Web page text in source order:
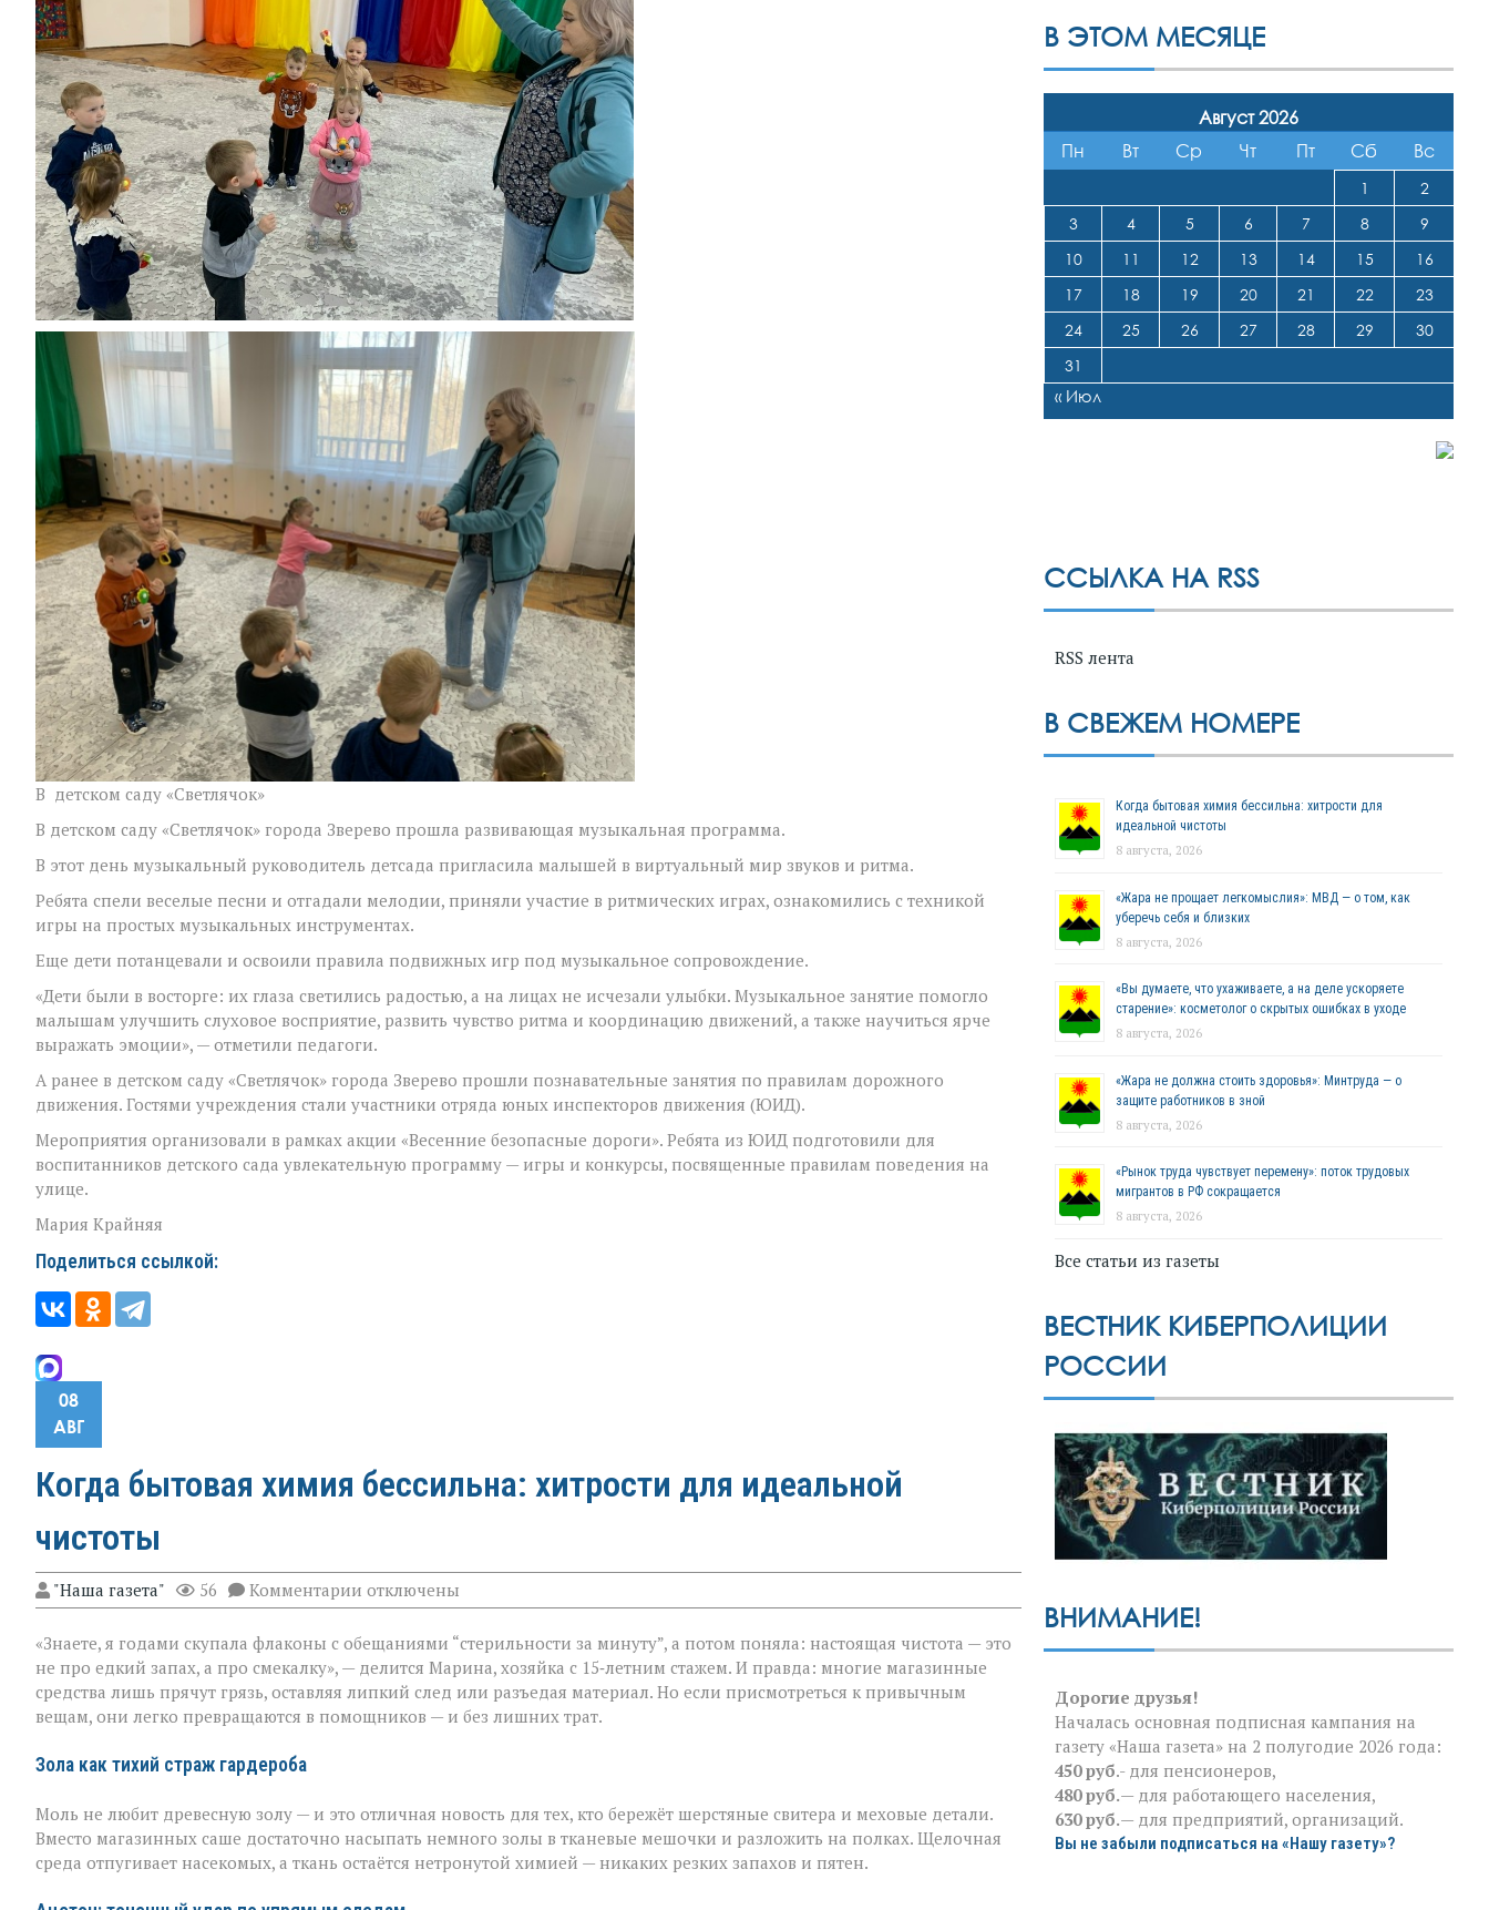
В детском саду «Светлячок»
В детском саду «Светлячок» города Зверево прошла развивающая музыкальная программа.
В этот день музыкальный руководитель детсада пригласила малышей в виртуальный мир звуков и ритма.
Ребята спели веселые песни и отгадали мелодии, приняли участие в ритмических играх, ознакомились с техникой
игры на простых музыкальных инструментах.
Еще дети потанцевали и освоили правила подвижных игр под музыкальное сопровождение.
«Дети были в восторге: их глаза светились радостью, а на лицах не исчезали улыбки. Музыкальное занятие помогло
малышам улучшить слуховое восприятие, развить чувство ритма и координацию движений, а также научиться ярче
выражать эмоции», — отметили педагоги.
А ранее в детском саду «Светлячок» города Зверево прошли познавательные занятия по правилам дорожного
движения. Гостями учреждения стали участники отряда юных инспекторов движения (ЮИД).
Мероприятия организовали в рамках акции «Весенние безопасные дороги». Ребята из ЮИД подготовили для
воспитанников детского сада увлекательную программу — игры и конкурсы, посвященные правилам поведения на
улице.
Мария Крайняя
Поделиться ссылкой:
08
АВГ
Когда бытовая химия бессильна: хитрости для идеальной
чистоты
"Наша газета" 56 Комментарии к
записи
бытовая
химия
бессильна:
хитрости
для
отключены
«Знаете, я годами скупала флаконы с обещаниями “стерильности за минуту”, а потом поняла: настоящая чистота — это
не про едкий запах, а про смекалку», — делится Марина, хозяйка с 15‑летним стажем. И правда: многие магазинные
средства лишь прячут грязь, оставляя липкий след или разъедая материал. Но если присмотреться к привычным
вещам, они легко превращаются в помощников — и без лишних трат.
Зола как тихий страж гардероба
Моль не любит древесную золу — и это отличная новость для тех, кто бережёт шерстяные свитера и меховые детали.
Вместо магазинных саше достаточно насыпать немного золы в тканевые мешочки и разложить на полках. Щелочная
среда отпугивает насекомых, а ткань остаётся нетронутой химией — никаких резких запахов и пятен.
В ЭТОМ МЕСЯЦЕ
Август 2026
Пн
Вт Ср Чт Пт Сб Вс
1
2
3
4 5 6 7 8
9
10
11 12 13 14 15
16
17
18 19 20 21 22
23
24
25 26 27 28 29
30
31
« Июл
ССЫЛКА НА RSS
RSS лента
В СВЕЖЕМ НОМЕРЕ
Когда бытовая химия бессильна: хитрости для
идеальной чистоты
8 августа, 2026
«Жара не прощает легкомыслия»: МВД — о том, как
уберечь себя и близких
8 августа, 2026
«Вы думаете, что ухаживаете, а на деле ускоряете
старение»: косметолог о скрытых ошибках в уходе
8 августа, 2026
«Жара не должна стоить здоровья»: Минтруда — о
защите работников в зной
8 августа, 2026
«Рынок труда чувствует перемену»: поток трудовых
мигрантов в РФ сокращается
8 августа, 2026
Все статьи из газеты
ВЕСТНИК КИБЕРПОЛИЦИИ
РОССИИ
ВНИМАНИЕ!
Дорогие друзья!
Началась основная подписная кампания на
газету «Наша газета» на 2 полугодие 2026 года:
450 руб.- для пенсионеров,
480 руб.— для работающего населения,
630 руб.— для предприятий, организаций.
Вы не забыли подписаться на «Нашу газету»?